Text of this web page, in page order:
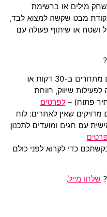
מילים או ברשימת
מבט שקשה למצוא לבד,
ושטח או שיתוף פעולה עם
רעיונות בלעדיים שעוקפים מתחרים ב-30 דקות או
שיווק, רווחת
פתוח) – לפרטים
שאין לאחרים: לוח
עם חגים ומועדים לתכנון
כדי לקרוא לפני כולם
שלחו מייל.